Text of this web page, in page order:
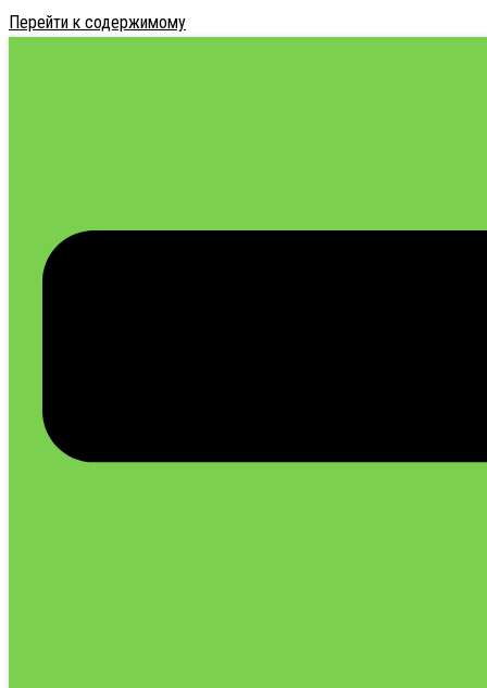
Перейти к содержимому